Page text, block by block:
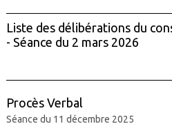
Liste des délibérations du
- Séance du 2 mars 2026
Procès Verbal
Séance du 11 décembre 2025